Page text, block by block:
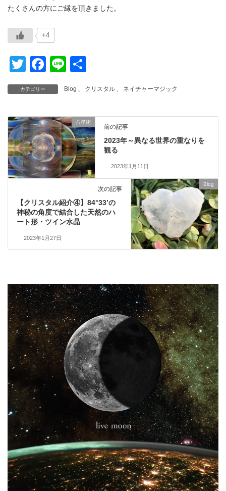
たくさんの方にご縁を頂きました。
+4
T
wi
tt
er
F
a
c
e
b
o
o
k
Li
e
カテゴリー Blog 、 クリスタル 、 ネイチャーマジック
占星術
前の記事
2023年～異なる世界の重なりを
観る
2023年1月11日
Blog
次の記事
【クリスタル紹介④】84°33’の
神秘の角度で結合した天然のハ
ート形・ツイン水晶
2023年1月27日